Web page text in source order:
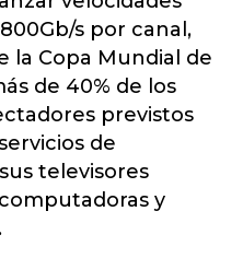
s por canal,
la Copa Mundial de
de 40% de los
previstos
de
televisores
y